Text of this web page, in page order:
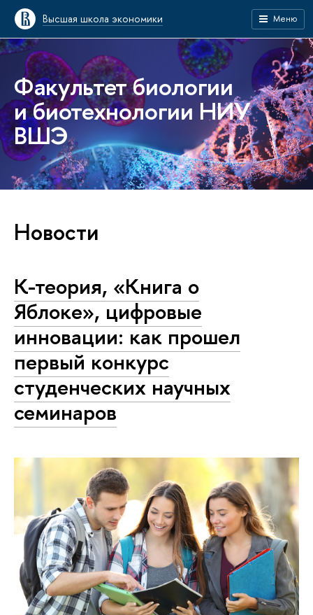
Высшая школа экономики Меню
Факультет биологии
и биотехнологии НИУ
ВШЭ
Новости
К-теория, «Книга о
Яблоке», цифровые
инновации: как прошел
первый конкурс
студенческих научных
семинаров